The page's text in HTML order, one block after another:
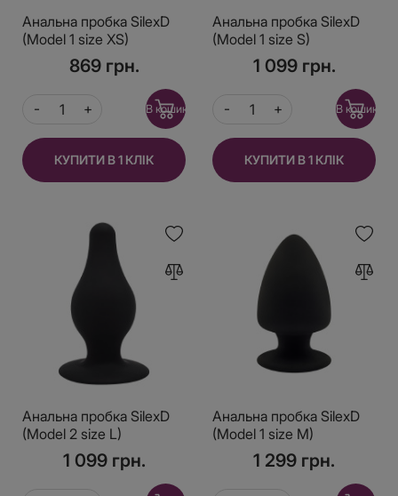
Анальна пробка SilexD
(Model 1 size XS)
двошарова, силікон +
Silexpan, діаметр 4,5 см
869 грн.
В кошик
КУПИТИ В 1 КЛІК
Анальна пробка SilexD
(Model 1 size S)
двошарова, силікон +
Silexpan, діаметр 5 см
1 099 грн.
В кошик
КУПИТИ В 1 КЛІК
Анальна пробка SilexD
(Model 2 size L)
двошаровий,
силікон+Silexpan,
1 099 грн.
Анальна пробка SilexD
(Model 1 size M)
двошарова, силікон +
Silexpan, діаметр 6,2 см
1 299 грн.